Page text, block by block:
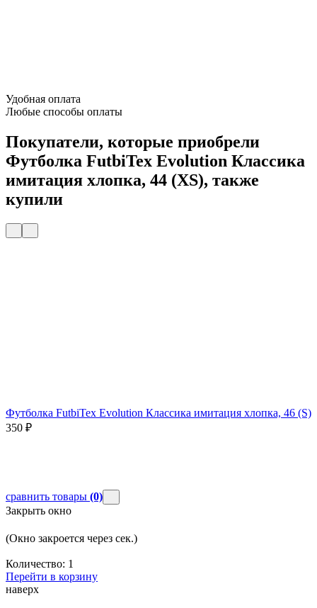
Удобная оплата
Любые способы оплаты
Покупатели, которые приобрели
Футболка FutbiTex Evolution Классика
имитация хлопка, 44 (XS), также
купили
Футболка FutbiTex Evolution Классика имитация хлопка, 46 (S)
350 ₽
сравнить товары (0)
Закрыть окно
(Окно закроется через сек.)
Количество: 1
Перейти в корзину
наверх